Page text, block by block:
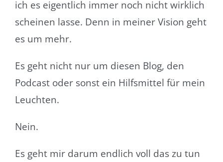
ich es eigentlich immer noch nicht wirklich
scheinen lasse. Denn in meiner Vision geht
es um mehr.
Es geht nicht nur um diesen Blog, den
Podcast oder sonst ein Hilfsmittel für mein
Leuchten.
Nein.
Es geht mir darum endlich voll das zu tun